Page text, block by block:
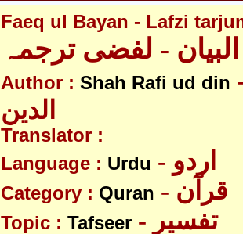
Faeq ul Bayan - Lafzi
- لفضی ترجمہ
Author : Shah Rafi ud din
الدین
Translator :
Language : Urdu - اردو
Category : Quran - قرآن
Topic : Tafseer - تفسیر